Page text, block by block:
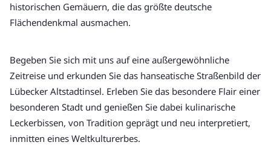
historischen Gemäuern, die das größte deutsche
Flächendenkmal ausmachen.
Begeben Sie sich mit uns auf eine außergewöhnliche
Zeitreise und erkunden Sie das hanseatische Straßenbild der
Lübecker Altstadtinsel. Erleben Sie das besondere Flair einer
besonderen Stadt und genießen Sie dabei kulinarische
Leckerbissen, von Tradition geprägt und neu interpretiert,
inmitten eines Weltkulturerbes.